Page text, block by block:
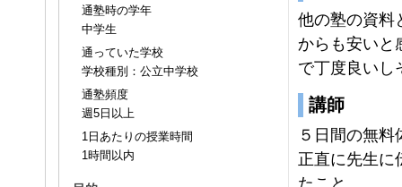
通塾時の学年
中学生
通っていた学校
学校種別：公立中学校
通塾頻度
週5日以上
1日あたりの授業時間
1時間以内
他の塾の資料
からも安いと
で丁度良いし
講師
５日間の無
正直に先生に
たこと。